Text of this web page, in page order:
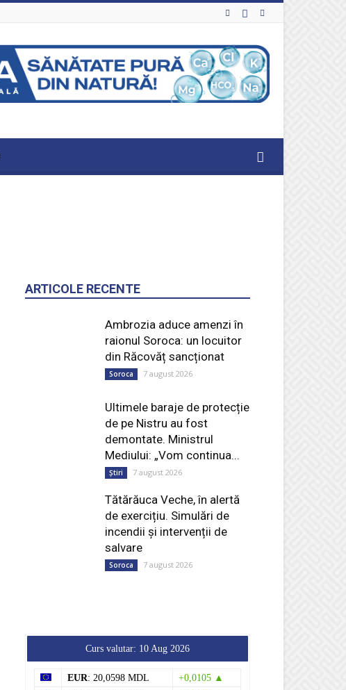
ARTICOLE RECENTE
Ambrozia aduce amenzi în
raionul Soroca: un locuitor
din Răcovăț sancționat
Soroca 7 august 2026
Ultimele baraje de protecție
de pe Nistru au fost
demontate. Ministrul
Mediului: „Vom continua...
Știri 7 august 2026
Tătărăuca Veche, în alertă
de exercițiu. Simulări de
incendii și intervenții de
salvare
Soroca 7 august 2026
Curs valutar: 10 Aug 2026
EUR: 20,0598 MDL
+0,0105 ▲